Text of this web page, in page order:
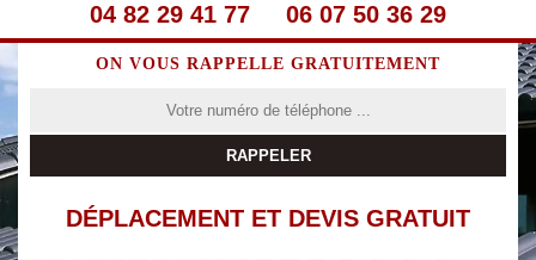
04 82 29 41 77 06 07 50 36 29
ON VOUS RAPPELLE GRATUITEMENT
DÉPLACEMENT ET DEVIS GRATUIT